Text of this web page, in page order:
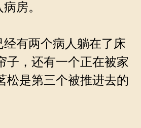
房。
有两个病人躺在了床
子，还有一个正在被家
松是第三个被推进去的